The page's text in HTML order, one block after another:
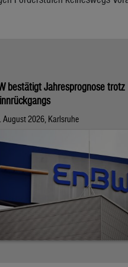
bestätigt Jahresprognose trotz
August 2026, Karlsruhe